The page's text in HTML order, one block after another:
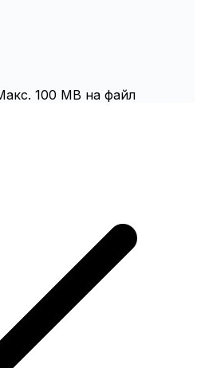
100 MB на файл